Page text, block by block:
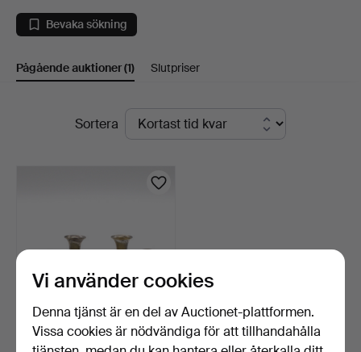
Kunst-
und
Kleinhenz
Bevaka sökning
Pågående auktioner(1) Slutpriser
PågåendeSortera
CARL FREDERIK
Vi använder cookies
Denna tjänst är en del av Auctionet-plattformen.
Vissa cookies är nödvändiga för att tillhandahålla